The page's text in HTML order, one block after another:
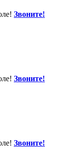
Звоните!
Звоните!
Звоните!